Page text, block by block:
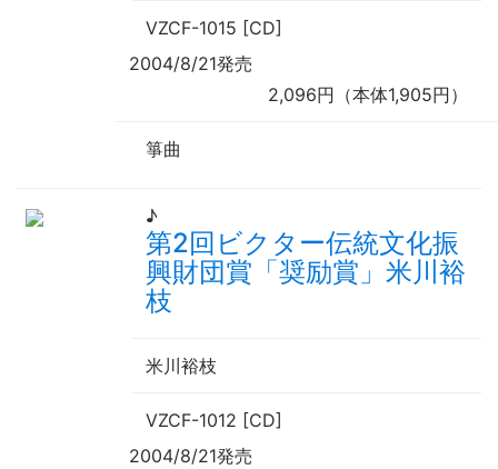
VZCF-1015 [CD]
2004/8/21発売
2,096円（本体1,905円）
箏曲
♪
第2回ビクター伝統文化振
興財団賞「奨励賞」米川裕
枝
米川裕枝
VZCF-1012 [CD]
2004/8/21発売